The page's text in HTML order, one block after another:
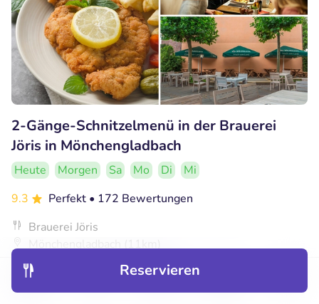
Entdecken
Reservieren
2-Gänge-Schnitzelmenü in der Brauerei
Jöris in Mönchengladbach
Heute Morgen Sa Mo Di
Mi
9.3
Perfekt • 172 Bewertungen
Brauerei Jöris
Verkauft: 58